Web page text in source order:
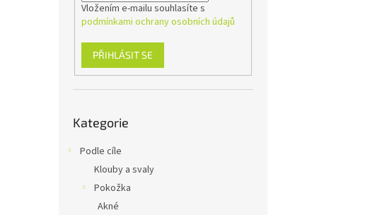
Vložením e-mailu souhlasíte s
podmínkami ochrany osobních údajů
PŘIHLÁSIT SE
kategorie
Kategorie
Podle cíle
Klouby a svaly
Pokožka
Akné